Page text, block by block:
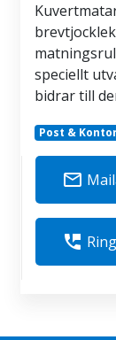
speciellt
bidrar till
Post &
mail_outline
perm_phone_msg